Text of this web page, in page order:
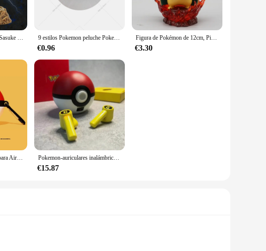
Figura de Anime Naruto Sasuke Cosplay Pikachu figura de acción juguetes muñeca de regalo de Halloween 11cm/4,33 in 9 estilos Pokemon peluche Pokeball Master Ball gran Ultra Premier Ball Strange Ball suave Anime juguetes de peluche muñeca monstruo de bolsillo
€0.96
Figura de Pokémon de 12cm, Pikachu Cos Gengar Charizard, modelo de muñeca, juguete coleccionable, regalos, Kawaii estatuilla de dibujos animados, estatua, figuras de Anime
€3.30
Funda de silicona suave para Airpods Pro 2, bonita funda de Anime de dibujos animados en 3D para Airpods Pro, niños Pokemon-auriculares inalámbricos Pikachu 5,0, cascos deportivos con Bluetooth, reducción de ruido, Control táctil, micrófono, regalo Universal
€15.87